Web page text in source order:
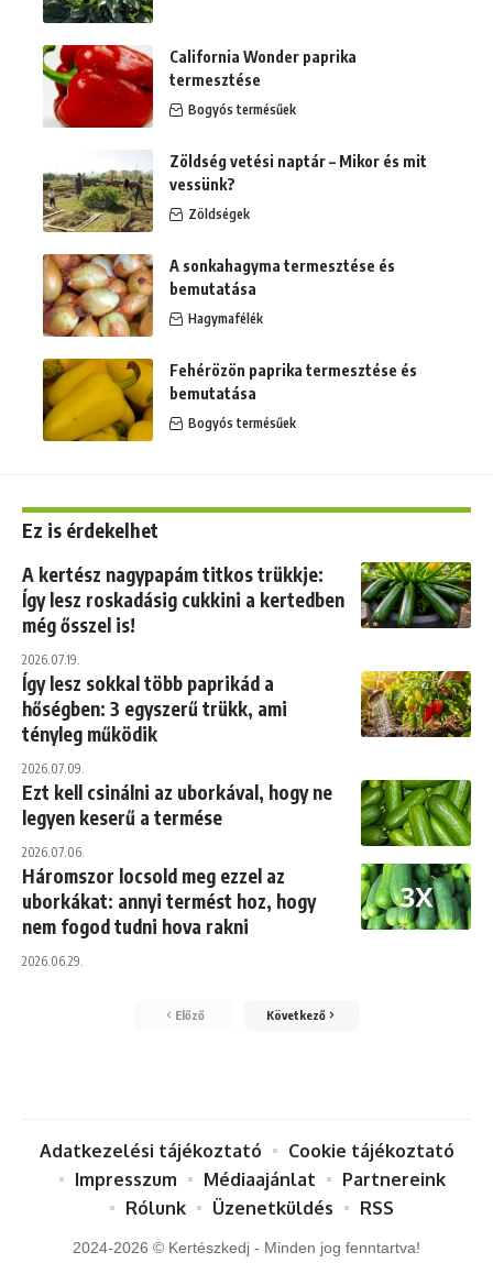
California Wonder paprika
termesztése
Bogyós termésűek
Zöldség vetési naptár – Mikor és mit
vessünk?
Zöldségek
A sonkahagyma termesztése és
bemutatása
Hagymafélék
Fehérözön paprika termesztése és
bemutatása
Bogyós termésűek
Ez is érdekelhet
A kertész nagypapám titkos trükkje:
Így lesz roskadásig cukkini a kertedben
még ősszel is!
2026.07.19.
Így lesz sokkal több paprikád a
hőségben: 3 egyszerű trükk, ami
tényleg működik
2026.07.09.
Ezt kell csinálni az uborkával, hogy ne
legyen keserű a termése
2026.07.06.
Háromszor locsold meg ezzel az
uborkákat: annyi termést hoz, hogy
nem fogod tudni hova rakni
2026.06.29.
Előző Következő
2024-2026 © Kertészkedj - Minden jog fenntartva!
Adatkezelési tájékoztató
Cookie tájékoztató
Impresszum
Médiaajánlat
Partnereink
Rólunk
Üzenetküldés RSS